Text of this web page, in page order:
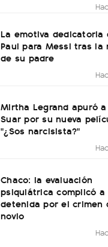
La emotiva dedicatoria
Paul para Messi tras la
de su padre
Mirtha Legrand apuró
Suar por su nueva
"¿Sos narcisista?"
Chaco: la evaluación
psiquiátrica complicó a
detenida por el crimen
novio